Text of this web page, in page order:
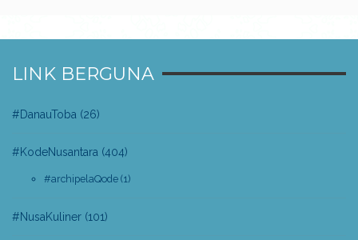
LINK BERGUNA
#DanauToba (26)
#KodeNusantara (404)
#archipelaQode (1)
#NusaKuliner (101)